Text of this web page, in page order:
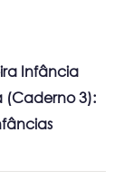
Infância
(Caderno 3):